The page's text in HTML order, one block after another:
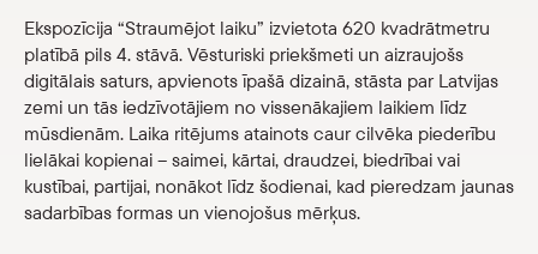
Parādīt
Veikals
eMuzejs
Lasi viegli
Ekspozīcija “Straumējot laiku” izvietota 620 kvadrātmetru
platībā pils 4. stāvā. Vēsturiski priekšmeti un aizraujošs
digitālais saturs, apvienots īpašā dizainā, stāsta par Latvijas
zemi un tās iedzīvotājiem no vissenākajiem laikiem līdz
mūsdienām. Laika ritējums atainots caur cilvēka piederību
lielākai kopienai – saimei, kārtai, draudzei, biedrībai vai
kustībai, partijai, nonākot līdz šodienai, kad pieredzam jaunas
sadarbības formas un vienojošus mērķus.